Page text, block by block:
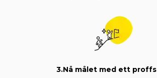
3.Nå målet med ett proffs